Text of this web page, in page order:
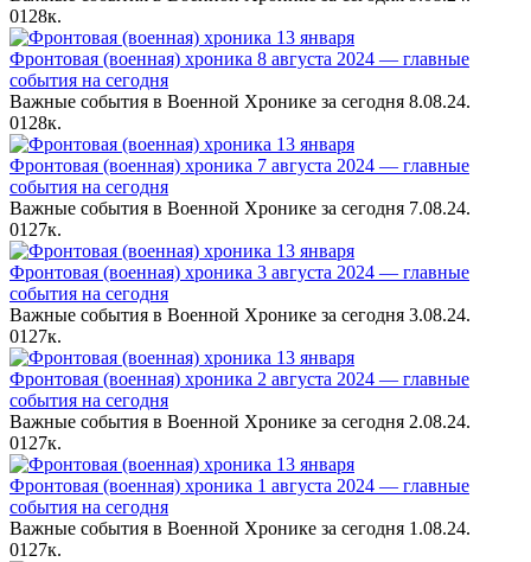
0128к.
Фронтовая (военная) хроника 8 августа 2024 — главные
события на сегодня
Важные события в Военной Хронике за сегодня 8.08.24.
0128к.
Фронтовая (военная) хроника 7 августа 2024 — главные
события на сегодня
Важные события в Военной Хронике за сегодня 7.08.24.
0127к.
Фронтовая (военная) хроника 3 августа 2024 — главные
события на сегодня
Важные события в Военной Хронике за сегодня 3.08.24.
0127к.
Фронтовая (военная) хроника 2 августа 2024 — главные
события на сегодня
Важные события в Военной Хронике за сегодня 2.08.24.
0127к.
Фронтовая (военная) хроника 1 августа 2024 — главные
события на сегодня
Важные события в Военной Хронике за сегодня 1.08.24.
0127к.